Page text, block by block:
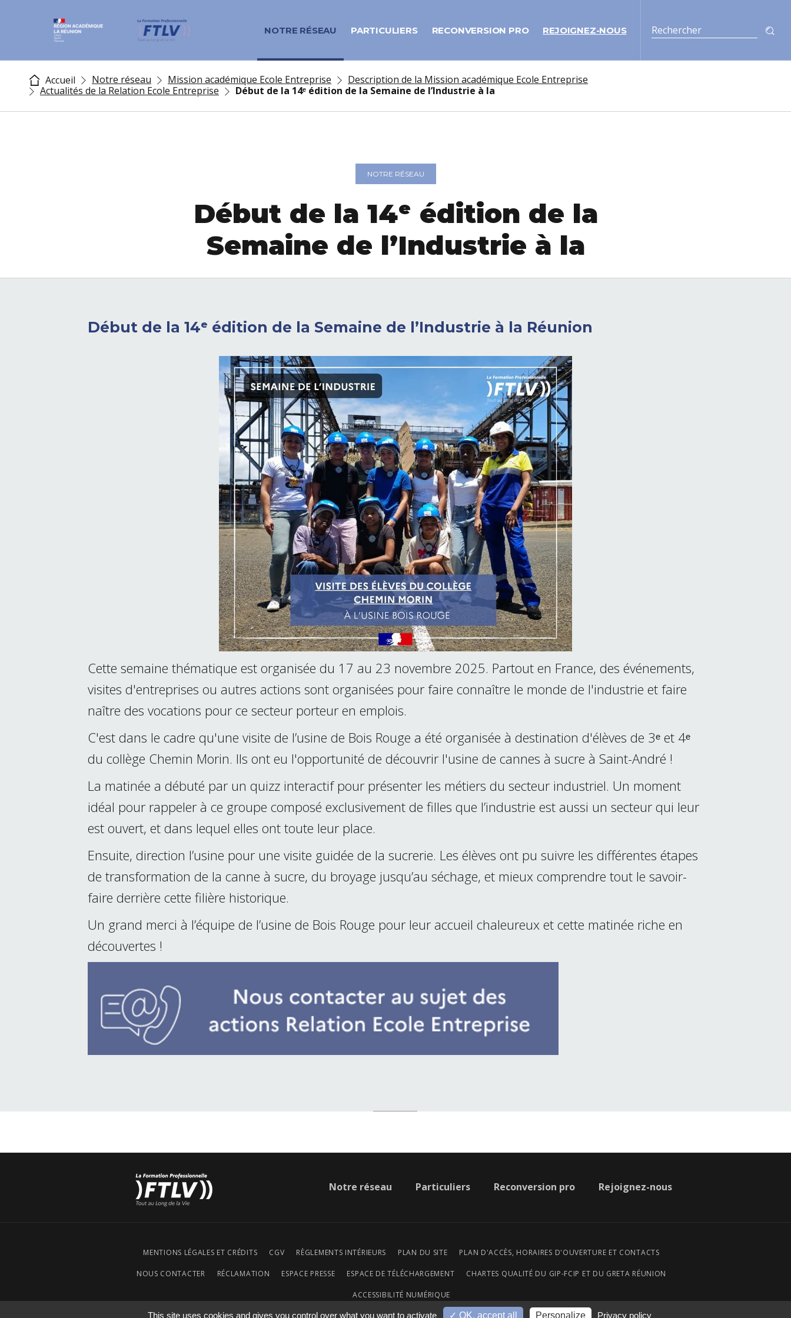
NOTRE RÉSEAU PARTICULIERS RECONVERSION PRO REJOIGNEZ-NOUS
Accueil Notre réseau Mission académique Ecole Entreprise
Description de la Mission académique Ecole Entreprise
Actualités de la Relation Ecole Entreprise
Début de la 14ᵉ édition de la Semaine de l’Industrie à la
NOTRE RÉSEAU
Début de la 14ᵉ édition de la
Semaine de l’Industrie à la
Début de la 14ᵉ édition de la Semaine de l’Industrie à la Réunion
Cette semaine thématique est organisée du 17 au 23 novembre 2025. Partout en France, des événements,
visites d'entreprises ou autres actions sont organisées pour faire connaître le monde de l'industrie et faire
naître des vocations pour ce secteur porteur en emplois.
C'est dans le cadre qu'une visite de l’usine de Bois Rouge a été organisée à destination d'élèves de 3ᵉ et 4ᵉ
du collège Chemin Morin. Ils ont eu l'opportunité de découvrir l'usine de cannes à sucre à Saint-André !
La matinée a débuté par un quizz interactif pour présenter les métiers du secteur industriel. Un moment
idéal pour rappeler à ce groupe composé exclusivement de filles que l’industrie est aussi un secteur qui leur
est ouvert, et dans lequel elles ont toute leur place.
Ensuite, direction l’usine pour une visite guidée de la sucrerie. Les élèves ont pu suivre les différentes étapes
de transformation de la canne à sucre, du broyage jusqu’au séchage, et mieux comprendre tout le savoir-
faire derrière cette filière historique.
Un grand merci à l’équipe de l’usine de Bois Rouge pour leur accueil chaleureux et cette matinée riche en
découvertes !
Notre réseau Particuliers Reconversion pro Rejoignez-nous
MENTIONS LÉGALES ET CRÉDITS CGV RÈGLEMENTS INTÉRIEURS PLAN DU SITE PLAN D'ACCÈS, HORAIRES D'OUVERTURE ET CONTACTS
NOUS CONTACTER RÉCLAMATION ESPACE PRESSE ESPACE DE TÉLÉCHARGEMENT CHARTES QUALITÉ DU GIP-FCIP ET DU GRETA RÉUNION
ACCESSIBILITÉ NUMÉRIQUE
This site uses cookies and gives you control over what you want to activate ✓ OK, accept all Personalize Privacy policy